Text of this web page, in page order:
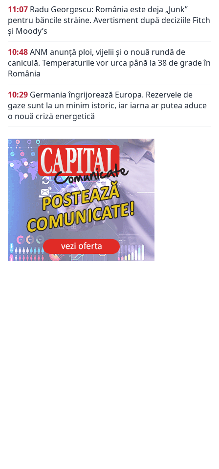
11:07 Radu Georgescu: România este deja „Junk”
pentru băncile străine. Avertisment după deciziile Fitch
și Moody’s
10:48ANM anunță ploi, vijelii și o nouă rundă de
caniculă. Temperaturile vor urca până la 38 de grade în
România
10:29 Germania îngrijorează Europa. Rezervele de
gaze sunt la un minim istoric, iar iarna ar putea aduce
o nouă criză energetică